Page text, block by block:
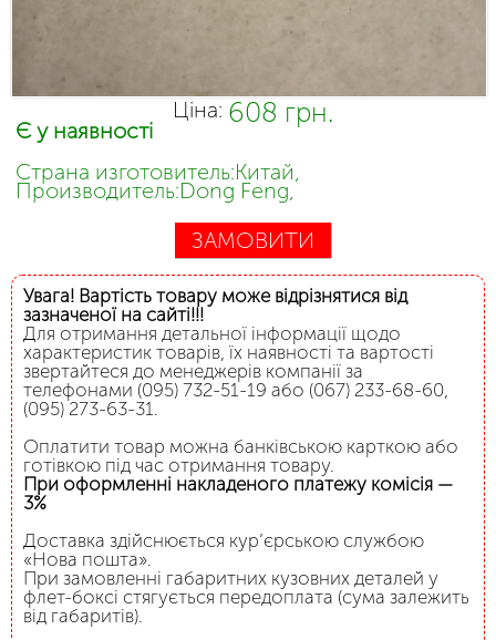
Ціна: 608 грн.
Є у наявності
Страна изготовитель:Китай,
Производитель:Dong Feng,
ЗАМОВИТИ
Увага! Вартість товару може відрізнятися від
зазначеної на сайті!!!
Для отримання детальної інформації щодо
характеристик товарів, їх наявності та вартості
звертайтеся до менеджерів компанії за
телефонами (095) 732-51-19 або (067) 233-68-60,
(095) 273-63-31.
Оплатити товар можна банківською карткою або
готівкою під час отримання товару.
При оформленні накладеного платежу комісія —
3%
Доставка здійснюється кур’єрською службою
«Нова пошта».
При замовленні габаритних кузовних деталей у
флет-боксі стягується передоплата (сума залежить
від габаритів).